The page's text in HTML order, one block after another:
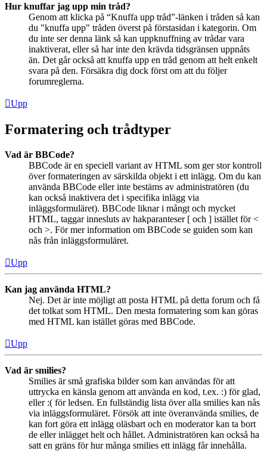
Hur knuffar jag upp min tråd?
Genom att klicka på “Knuffa upp tråd”-länken i tråden så kan
du "knuffa upp" tråden överst på förstasidan i kategorin. Om
du inte ser denna länk så kan uppknuffning av trådar vara
inaktiverat, eller så har inte den krävda tidsgränsen uppnåts
än. Det går också att knuffa upp en tråd genom att helt enkelt
svara på den. Försäkra dig dock först om att du följer
forumreglerna.
Upp
Formatering och trådtyper
Vad är BBCode?
BBCode är en speciell variant av HTML som ger stor kontroll
över formateringen av särskilda objekt i ett inlägg. Om du kan
använda BBCode eller inte bestäms av administratören (du
kan också inaktivera det i specifika inlägg via
inläggsformuläret). BBCode liknar i mångt och mycket
HTML, taggar innesluts av hakparanteser [ och ] istället för <
och >. För mer information om BBCode se guiden som kan
nås från inläggsformuläret.
Upp
Kan jag använda HTML?
Nej. Det är inte möjligt att posta HTML på detta forum och få
det tolkat som HTML. Den mesta formatering som kan göras
med HTML kan istället göras med BBCode.
Upp
Vad är smilies?
Smilies är små grafiska bilder som kan användas för att
uttrycka en känsla genom att använda en kod, t.ex. :) för glad,
eller :( för ledsen. En fullständig lista över alla smilies kan nås
via inläggsformuläret. Försök att inte överanvända smilies, de
kan fort göra ett inlägg oläsbart och en moderator kan ta bort
de eller inlägget helt och hållet. Administratören kan också ha
satt en gräns för hur många smilies ett inlägg får innehålla.